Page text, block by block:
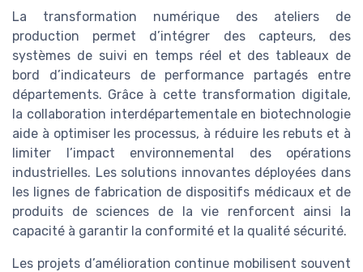
La transformation numérique des ateliers de
production permet d’intégrer des capteurs, des
systèmes de suivi en temps réel et des tableaux de
bord d’indicateurs de performance partagés entre
départements. Grâce à cette transformation digitale,
la collaboration interdépartementale en biotechnologie
aide à optimiser les processus, à réduire les rebuts et à
limiter l’impact environnemental des opérations
industrielles. Les solutions innovantes déployées dans
les lignes de fabrication de dispositifs médicaux et de
produits de sciences de la vie renforcent ainsi la
capacité à garantir la conformité et la qualité sécurité.
Les projets d’amélioration continue mobilisent souvent